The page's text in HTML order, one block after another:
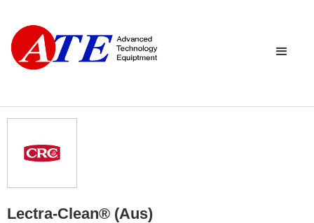
Lectra-Clean® (Aus)